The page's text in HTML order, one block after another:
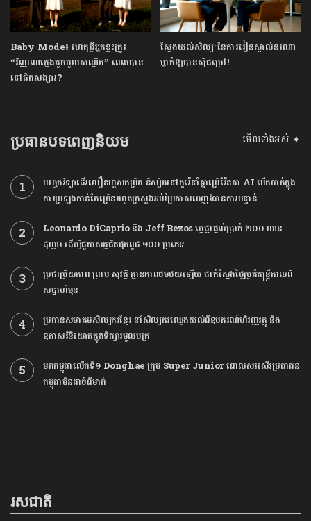
ស្វែងយល់សិល្បៈនៃការរៀនស្គាល់នរណា
ម្នាក់ឱ្យបានស៊ីជម្រៅ!
Baby Mode៖ ហេតុអ្វីអ្នកខ្លះត្រូវ
“វិញ្ញាណក្មេងតូចចូលសណ្ឋិត” ពេលបាន
នៅជិតសង្សារ?
ប្រធានបទពេញនិយម មើលទាំងអស់ ➧
បច្ចេកវិទ្យាដើរលឿនហួសកម្រិត និស្សិតនៅកូរ៉េនាំគ្នាប្រើវ៉ែនតា AI បើកចាក់ក្នុង
ការប្រឡងកាន់តែច្រើនរហូតក្រសួងអប់រំប្រកាសចេញវិធានការបន្ទាន់
Leonardo DiCaprio និង Jeff Bezos ប្តេជ្ញាផ្តល់ប្រាក់ ២០០ លាន
ដុល្លារ ដើម្បីជួយសត្វជិតផុតពូជ ១០០ ប្រភេទ
ប្រជាប្រិយភាព ព្រាប សុវត្ថិ គ្មានភាពថមថយឡើយ ជាក់ស្ដែងថ្ងៃប្រគំតន្រ្តីកាលពី
សប្ដាហ៍មុន
ប្រធានសមាគមសិល្បករខ្មែរ នាំសិល្បករឈ្វេងយល់ពីឧបករណ៍ហិរញ្ញវត្ថុ និង
ឱកាសវិនិយោគក្នុងទីផ្សារមូលបត្រ
មកកម្ពុជាលើកទី១ Donghae ក្រុម Super Junior ពោលសរសើរប្រជាជន
កម្ពុជាមិនដាច់ពីមាត់
រសជាតិ